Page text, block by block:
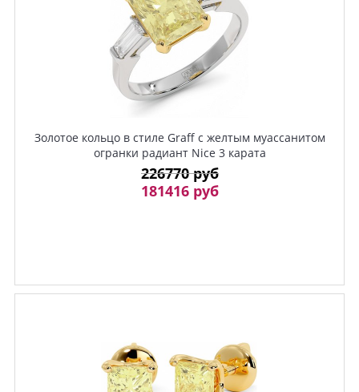
Золотое кольцо в стиле Graff с желтым муассанитом
огранки радиант Nice 3 карата
226770 руб
181416 руб